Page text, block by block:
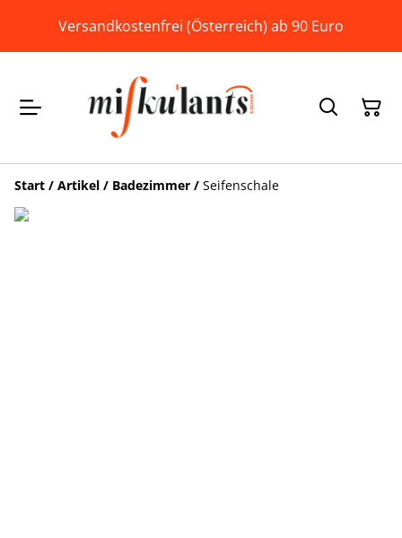
Versandkostenfrei (Österreich) ab 90 Euro
Start / Artikel / Badezimmer / Seifenschale